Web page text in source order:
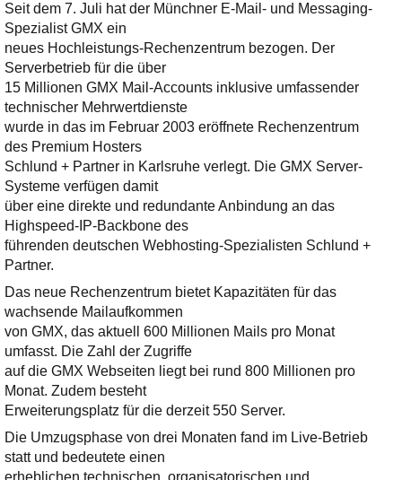
Seit dem 7. Juli hat der Münchner E-Mail- und Messaging-
Spezialist GMX ein
neues Hochleistungs-Rechenzentrum bezogen. Der
Serverbetrieb für die über
15 Millionen GMX Mail-Accounts inklusive umfassender
technischer Mehrwertdienste
wurde in das im Februar 2003 eröffnete Rechenzentrum
des Premium Hosters
Schlund + Partner in Karlsruhe verlegt. Die GMX Server-
Systeme verfügen damit
über eine direkte und redundante Anbindung an das
Highspeed-IP-Backbone des
führenden deutschen Webhosting-Spezialisten Schlund +
Partner.
Das neue Rechenzentrum bietet Kapazitäten für das
wachsende Mailaufkommen
von GMX, das aktuell 600 Millionen Mails pro Monat
umfasst. Die Zahl der Zugriffe
auf die GMX Webseiten liegt bei rund 800 Millionen pro
Monat. Zudem besteht
Erweiterungsplatz für die derzeit 550 Server.
Die Umzugsphase von drei Monaten fand im Live-Betrieb
statt und bedeutete einen
erheblichen technischen, organisatorischen und
bereithält!
Wie z.B. Outlook,
GMail, Thunderbird
oder auch
KuNoMail, usw.
Ihre E-Mail
Adresse:
E-Mail
E-Mail bestätigen